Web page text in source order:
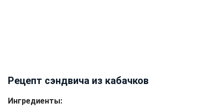
Рецепт сэндвича из кабачков
Ингредиенты: